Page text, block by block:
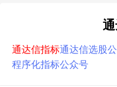
通达信指标通达信选股
程序化指标公众号